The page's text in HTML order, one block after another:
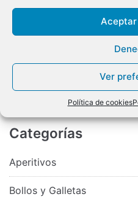
Ver
Política de cookies
era:
es:
24,99€.
Turrolate Flor de Mayo
De Córdoba
Piruletas Zero Fiesta caja
precio
original
25,00€.
19,99€ El
precio
actual
IVA Incluido
Categorías
Aperitivos
Bollos y Galletas